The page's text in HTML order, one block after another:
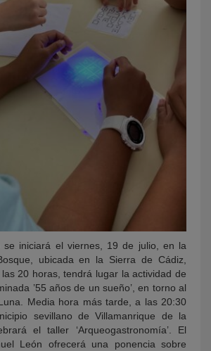
se iniciará el viernes, 19 de julio, en la
ubicada en la Sierra de Cádiz,
20 horas, tendrá lugar la actividad de
’55 años de un sueño’, en torno al
Media hora más tarde, a las 20:30
sevillano de Villamanrique de la
el taller ‘Arqueogastronomía’. El
León ofrecerá una ponencia sobre